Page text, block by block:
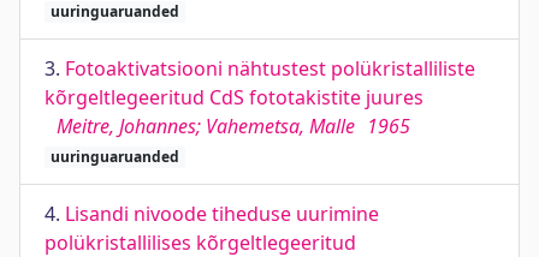
uuringuaruanded
3. Fotoaktivatsiooni nähtustest polükristalliliste
kõrgeltlegeeritud CdS fototakistite juures
Meitre, Johannes; Vahemetsa, Malle 1965
uuringuaruanded
4. Lisandi nivoode tiheduse uurimine
polükristallilises kõrgeltlegeeritud